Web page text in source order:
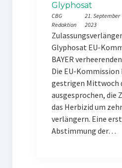
Glyphosat
CBG
Redaktion
21. September
2023
Glyphosat EU-
BAYER
Die EU-Kommission
gestrigen Mittwoch
ausgesprochen, die
das Herbizid um
verlängern. Eine
Abstimmung der…